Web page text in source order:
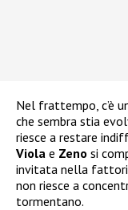
Nel frattempo, c’è
che sembra stia
riesce a restare
Viola e Zeno si
invitata nella
non riesce a
tormentano.